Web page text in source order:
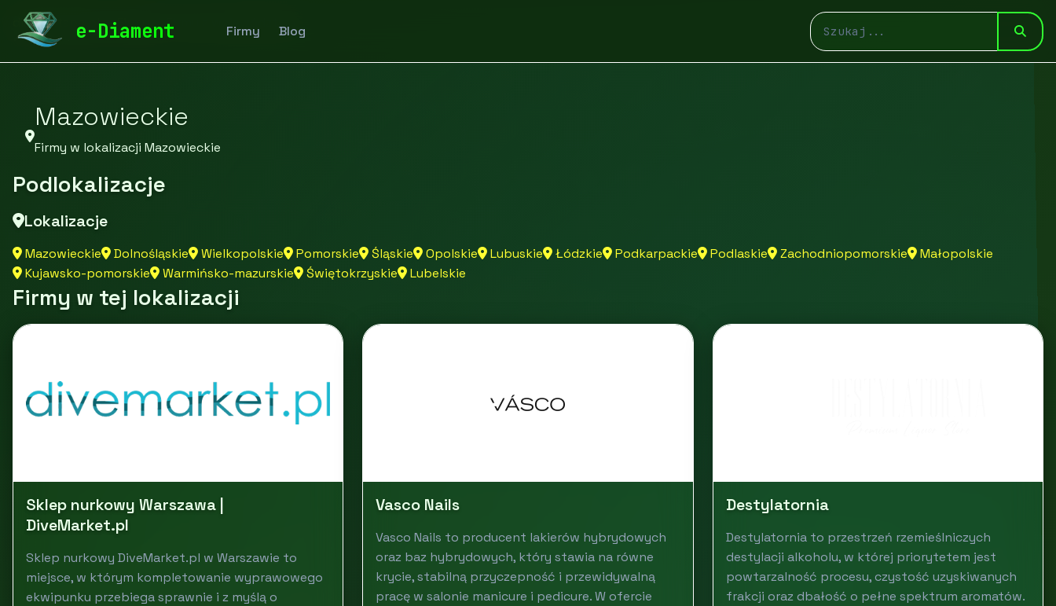
e-Diament Firmy Blog
diamentspa.pl Firmy z województwa
Mazowieckie
Firmy w lokalizacji Mazowieckie
Podlokalizacje
Lokalizacje
Mazowieckie Dolnośląskie Wielkopolskie Pomorskie Śląskie Opolskie Lubuskie Łódzkie Podkarpackie Podlaskie Zachodniopomorskie
Małopolskie
Kujawsko-pomorskie
Warmińsko-mazurskie Świętokrzyskie Lubelskie
Firmy w tej lokalizacji
Sklep nurkowy Warszawa |
DiveMarket.pl
Sklep nurkowy DiveMarket.pl w Warszawie to
miejsce, w którym kompletowanie wyprawowego
ekwipunku przebiega sprawnie i z myślą o
Vasco Nails
Vasco Nails to producent lakierów hybrydowych
oraz baz hybrydowych, który stawia na równe
krycie, stabilną przyczepność i przewidywalną
pracę w salonie manicure i pedicure. W ofercie
Destylatornia
Destylatornia to przestrzeń rzemieślniczych
destylacji alkoholu, w której priorytetem jest
powtarzalność procesu, czystość uzyskiwanych
frakcji oraz dbałość o pełne spektrum aromatów.